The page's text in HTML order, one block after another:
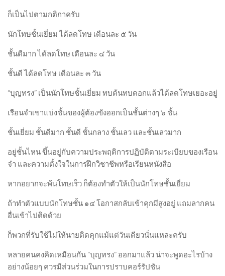
ก็เป็นไปตามกติกาครับ
นักโทษชั้นเยี่ยม ได้ลดโทษ เดือนละ ๕ วัน
ชั้นดีมาก ได้ลดโทษ เดือนละ ๔ วัน
ชั้นดี ได้ลดโทษ เดือนละ ๓ วัน
“บุญทรง” เป็นนักโทษชั้นเยี่ยม ทบต้นทบดอกแล้วได้ลดโทษเยอะอยู่
เรือนจำเขาแบ่งชั้นของผู้ต้องขังออกเป็นชั้นต่างๆ ๖ ชั้น
ชั้นเยี่ยม ชั้นดีมาก ชั้นดี ชั้นกลาง ชั้นเลว และชั้นเลวมาก
อยู่ชั้นไหน ขึ้นอยู่กับความประพฤติการปฏิบัติตามระเบียบของเรือน
จำ และความตั้งใจในการฝึกวิชาชีพหรือเรียนหนังสือ
หากอยากจะพ้นโทษเร็ว ก็ต้องทำตัวให้เป็นนักโทษชั้นเยี่ยม
ถ้าทำตัวแบบนักโทษชั้น ๑๔ โอกาสกลับเข้าคุกมีสูงอยู่ แถมลากคน
อื่นเข้าไปติดด้วย
ก็พวกที่รับใช้ไม่ให้นายติดคุกแม้แต่วันเดียวนั่นแหละครับ
หลายคนคงคิดเหมือนกัน “บุญทรง” ออกมาแล้ว น่าจะพูดอะไรบ้าง
อย่างน้อยๆ ควรมีส่วนร่วมในการปราบคอร์รัปชัน